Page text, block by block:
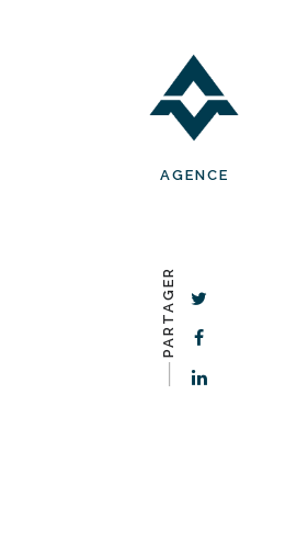
AGENCE
PARTAGER